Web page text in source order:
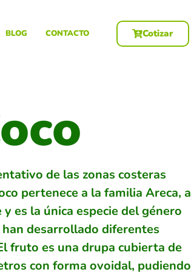
BLOG CONTACTO Cotizar
de las zonas costeras
pertenece a la familia Areca, a
es la única especie del género
han desarrollado diferentes
fruto es una drupa cubierta de
con forma ovoidal, pudiendo